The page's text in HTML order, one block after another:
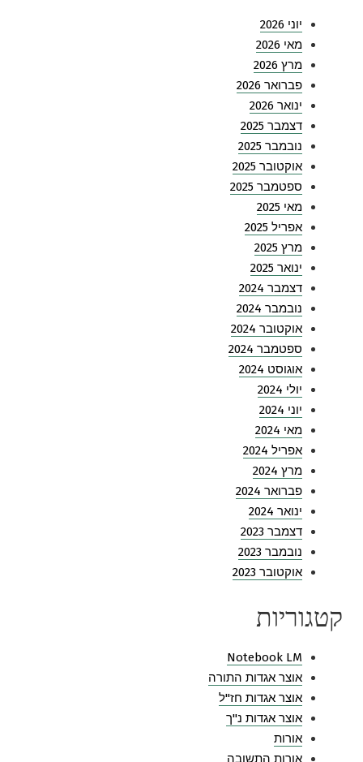
יוני 2026
מאי 2026
מרץ 2026
פברואר 2026
ינואר 2026
דצמבר 2025
נובמבר 2025
אוקטובר 2025
ספטמבר 2025
מאי 2025
אפריל 2025
מרץ 2025
ינואר 2025
דצמבר 2024
נובמבר 2024
אוקטובר 2024
ספטמבר 2024
אוגוסט 2024
יולי 2024
יוני 2024
מאי 2024
אפריל 2024
מרץ 2024
פברואר 2024
ינואר 2024
דצמבר 2023
נובמבר 2023
אוקטובר 2023
קטגוריות
Notebook LM
אוצר אגדות התורה
אוצר אגדות חז"ל
אוצר אגדות נ"ך
אורות